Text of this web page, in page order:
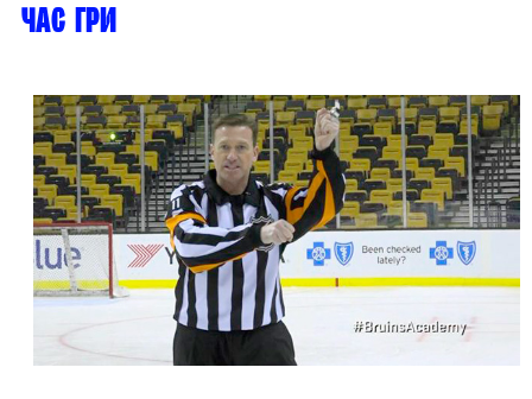
час гри